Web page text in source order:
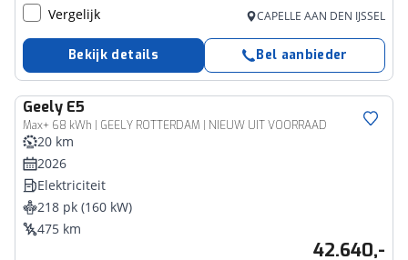
Vergelijk CAPELLE AAN DEN IJSSEL
Bekijk details Bel aanbieder
Geely E5
Max+ 68 kWh | GEELY ROTTERDAM | NIEUW UIT VOORRAAD
20 km
2026
Elektriciteit
218 pk (160 kW)
475 km
42.640,-